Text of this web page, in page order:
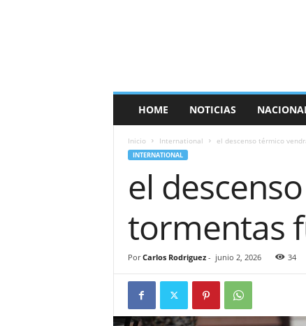
HOME NOTICIAS
Inicio International el descenso térmico
INTERNATIONAL
el
tormentas
Por Carlos Rodriguez- junio 2, 2026 34